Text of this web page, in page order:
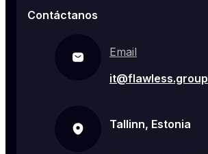
Contáctanos
Email
it@flawless.group
Tallinn, Estonia